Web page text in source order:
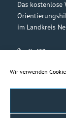
Wir verwenden
Das
im Landkreis
Über NeaWiS
Partner
Impressum